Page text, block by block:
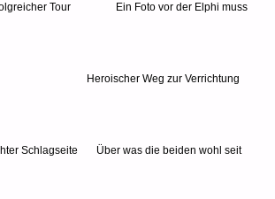
Tour Ein Foto vor der Elphi muss
Heroischer Weg zur Verrichtung
Schlagseite Über was die beiden wohl seit